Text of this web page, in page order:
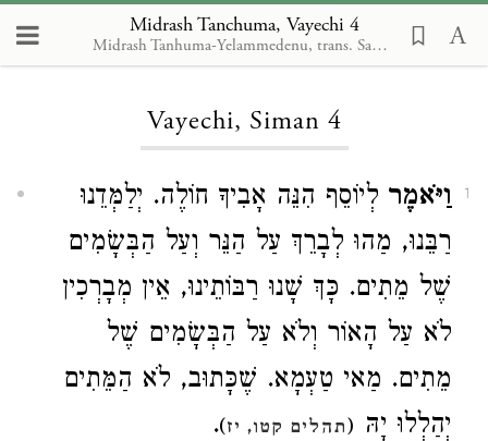
Midrash Tanchuma, Vayechi 4
Midrash Tanhuma-Yelammedenu, trans. Samuel A. Berman
Loading...
Vayechi, Siman 4
1 וַיֹּאמֶר לְיוֹסֵף הִנֵּה אָבִיךָ חוֹלֶה. יְלַמְּדֵנוּ
רַבֵּנוּ, מַהוּ לְבָרֵךְ עַל הַנֵּר וְעַל הַבְּשָׂמִים
שֶׁל מֵתִים. כָּךְ שָׁנוּ רַבּוֹתֵינוּ, אֵין מְבָרְכִין
לֹא עַל הָאוֹר וְלֹא עַל הַבְּשָׂמִים שֶׁל
מֵתִים. מַאי טַעְמָא. שֶׁכָּתוּב, לֹא הַמֵּתִים
יְהַלְלוּ יָהּ (תהלים קטו, יז)
.